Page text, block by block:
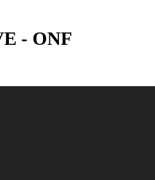
- ONF